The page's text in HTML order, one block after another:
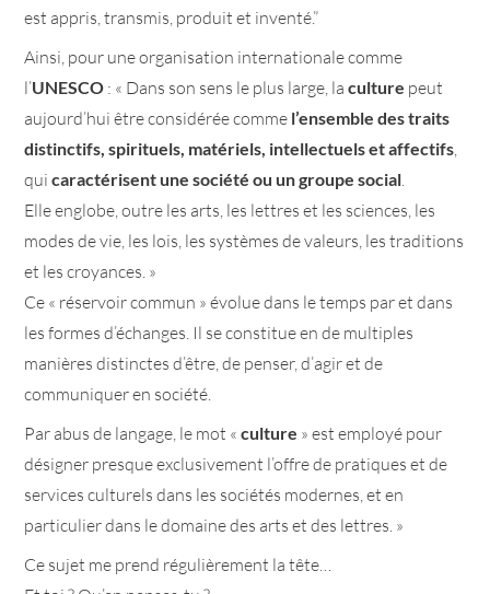
est appris, transmis, produit et inventé.”
Ainsi, pour une organisation internationale comme
l’UNESCO : « Dans son sens le plus large, laculture peut
aujourd’hui être considérée comme l’ensemble des traits
distinctifs, spirituels, matériels, intellectuels et affectifs,
quicaractérisent une société ou un groupe social.
Elle englobe, outre les arts, les lettres et les sciences, les
modes de vie, les lois, les systèmes de valeurs, les traditions
et les croyances. »
Ce « réservoir commun » évolue dans le temps par et dans
les formes d’échanges. Il se constitue en de multiples
manières distinctes d’être, de penser, d’agir et de
communiquer en société.
Par abus de langage, le mot «culture » est employé pour
désigner presque exclusivement l’offre de pratiques et de
services culturels dans les sociétés modernes, et en
particulier dans le domaine des arts et des lettres. »
Ce sujet me prend régulièrement la tête…